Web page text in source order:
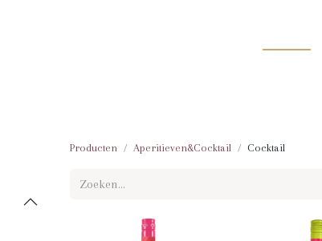
Producten Aperitieven&Cocktail Cocktail